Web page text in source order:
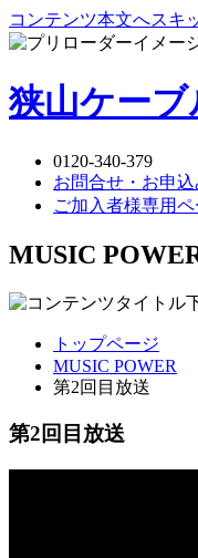
コンテンツ本文へスキ
狭山ケー
0120-340-379
お問合せ・お申込
ご加入者様専用ペ
MUSIC
トップページ
MUSIC POWER
第2回目放送
第2回目放送